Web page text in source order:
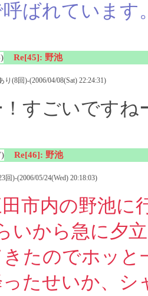
ばれています
Re[45]: 野池
り(8回)-(2006/04/08(Sat) 22:24:31)
！すごいですね
Re[46]: 野池
回)-(2006/05/24(Wed) 20:18:03)
市内の野池に
いから急に夕
たのでホッと
たせいか、シ